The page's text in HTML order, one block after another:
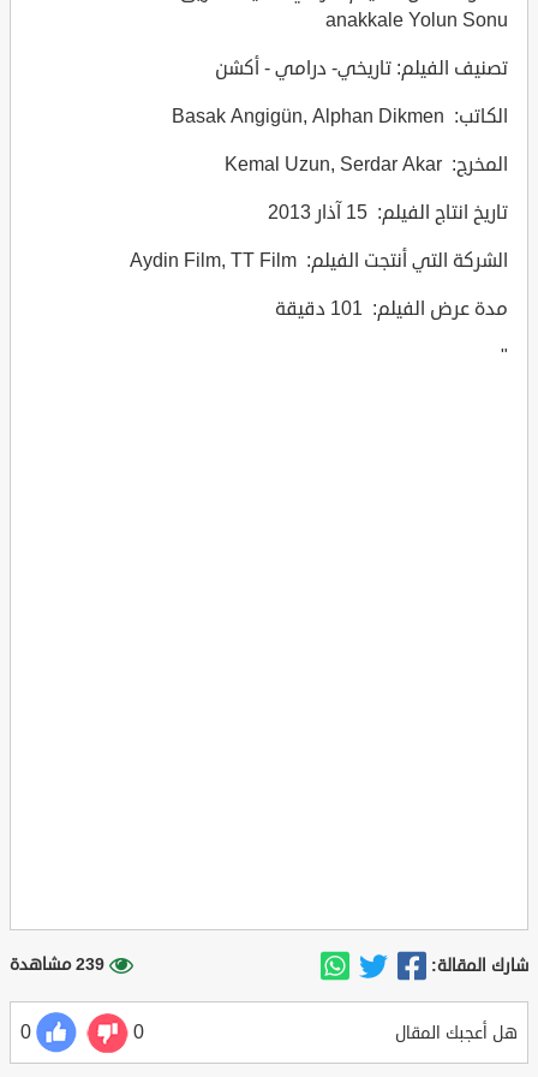
anakkale Yolun Sonu
تصنيف الفيلم: تاريخي- درامي - أكشن
الكاتب: Basak Angigün, Alphan Dikmen
المخرج: Kemal Uzun, Serdar Akar
تاريخ انتاج الفيلم: 15 آذار 2013
الشركة التي أنتجت الفيلم: Aydin Film, TT Film
مدة عرض الفيلم: 101 دقيقة
"
شارك المقالة: 239 مشاهدة
هل أعجبك المقال 0
0